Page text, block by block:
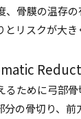
、骨膜の温存
リスクが大き
るために弓部
分の骨切り、前